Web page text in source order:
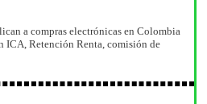
a compras electrónicas en Colombia
ICA, Retención Renta, comisión de